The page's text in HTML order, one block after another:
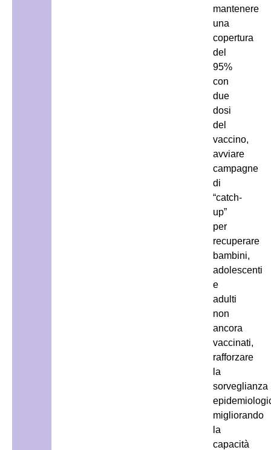
mantenere
una
copertura
del
95%
con
due
dosi
del
vaccino,
avviare
campagne
di
“catch-
up”
per
recuperare
bambini,
adolescenti
e
adulti
non
ancora
vaccinati,
rafforzare
la
sorveglianza
migliorando
la
capacità